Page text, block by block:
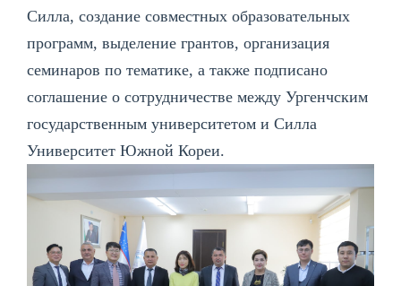
Силла, создание совместных образовательных
программ, выделение грантов, организация
семинаров по тематике, а также подписано
соглашение о сотрудничестве между Ургенчским
государственным университетом и Силла
Университет Южной Кореи.